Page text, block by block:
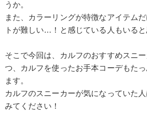
うか。
また、カラーリングが特徴なアイテム
トが難しい…！と感じている人もいると
そこで今回は、カルフのおすすめスニ
つ、カルフを使ったお手本コーデもた
ます。
カルフのスニーカーが気になっていた
みてください！